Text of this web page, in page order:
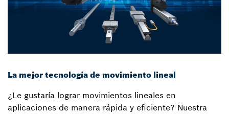
La mejor tecnología de movimiento lineal
¿Le gustaría lograr movimientos lineales en
aplicaciones de manera rápida y eficiente? Nuestra